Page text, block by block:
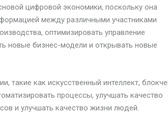
цифровой экономики, поскольку она
между различными участниками
оптимизировать управление
новые бизнес-модели и открывать новые
такие как искусственный интеллект,
процессы, улучшать качество
и улучшать качество жизни людей.